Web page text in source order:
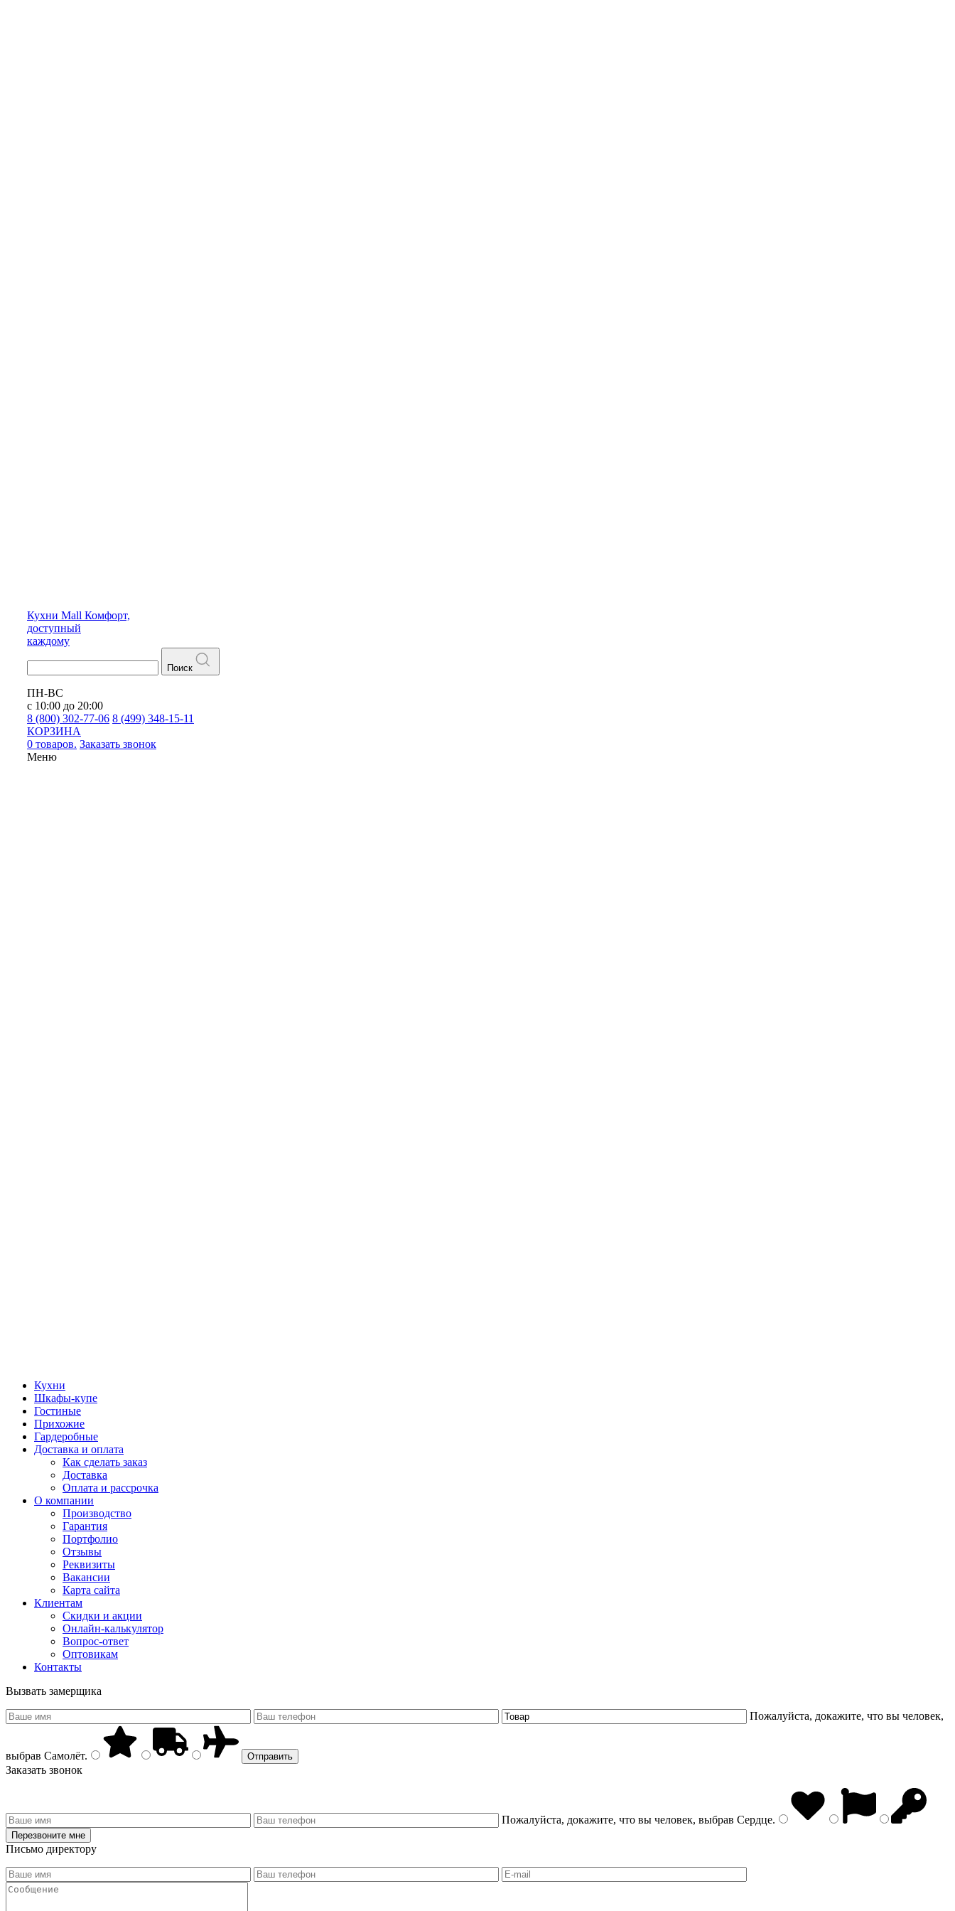
Кухни Mall Комфорт,
доступный
каждому
Поиск
ПН-ВС
с 10:00 до 20:00
8 (800) 302-77-06 8 (499) 348-15-11
КОРЗИНА
0 товаров. Заказать звонок
Меню
Кухни
Шкафы-купе
Гостиные
Прихожие
Гардеробные
Доставка и оплата
Как сделать заказ
Доставка
Оплата и рассрочка
О компании
Производство
Гарантия
Портфолио
Отзывы
Реквизиты
Вакансии
Карта сайта
Клиентам
Скидки и акции
Онлайн-калькулятор
Вопрос-ответ
Оптовикам
Контакты
Вызвать замерщика
Пожалуйста, докажите, что вы человек,
выбрав Самолёт.
Заказать звонок
Пожалуйста, докажите, что вы человек, выбрав Сердце.
Письмо директору